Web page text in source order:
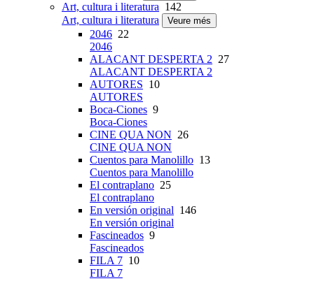
Art, cultura i literatura 142
Art, cultura i literatura
Veure més
2046 22
2046
ALACANT DESPERTA 2 27
ALACANT DESPERTA 2
AUTORES 10
AUTORES
Boca-Ciones 9
Boca-Ciones
CINE QUA NON 26
CINE QUA NON
Cuentos para Manolillo 13
Cuentos para Manolillo
El contraplano 25
El contraplano
En versión original 146
En versión original
Fascineados 9
Fascineados
FILA 7 10
FILA 7